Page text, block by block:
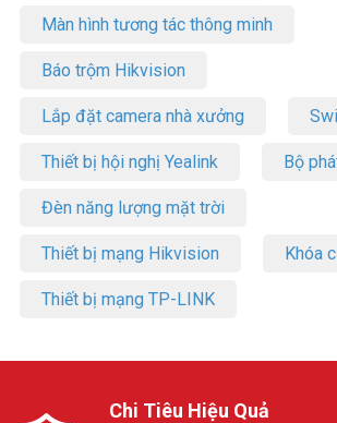
Màn hình tương tác thông minh
Báo trộm Hikvision
Lắp đặt camera nhà xưởng
Thiết bị hội nghị Yealink Bộ
Đèn năng lượng mặt trời
Thiết bị mạng Hikvision Khóa
Thiết bị mạng TP-LINK
Chi Tiêu Hiệu Quả